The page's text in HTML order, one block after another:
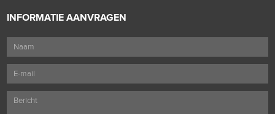
INFORMATIE AANVRAGEN